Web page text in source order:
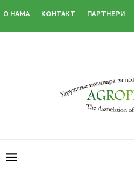
О НАМА КОНТАКТ ПАРТНЕРИ